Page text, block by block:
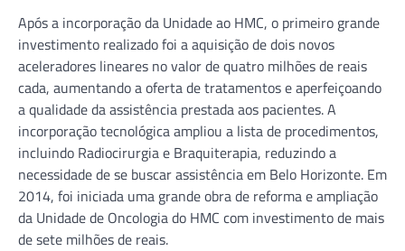
Após a incorporação da Unidade ao HMC, o primeiro grande
investimento realizado foi a aquisição de dois novos
aceleradores lineares no valor de quatro milhões de reais
cada, aumentando a oferta de tratamentos e aperfeiçoando
a qualidade da assistência prestada aos pacientes. A
incorporação tecnológica ampliou a lista de procedimentos,
incluindo Radiocirurgia e Braquiterapia, reduzindo a
necessidade de se buscar assistência em Belo Horizonte. Em
2014, foi iniciada uma grande obra de reforma e ampliação
da Unidade de Oncologia do HMC com investimento de mais
de sete milhões de reais.